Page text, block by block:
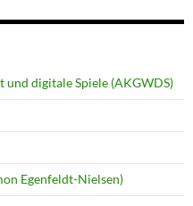
digitale Spiele (AKGWDS)
Egenfeldt-Nielsen)